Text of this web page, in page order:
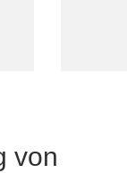
von